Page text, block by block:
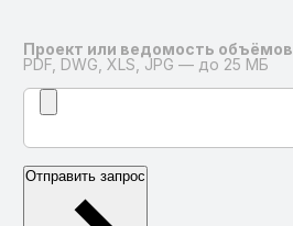
Проект или ведомость объёмов
PDF, DWG, XLS, JPG — до 25 МБ
Отправить запрос